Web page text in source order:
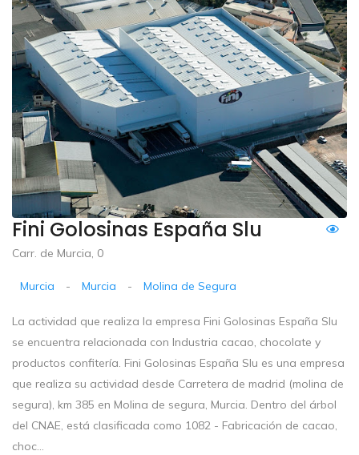
Fini Golosinas España Slu
Carr. de Murcia, 0
Murcia - Murcia - Molina de Segura
La actividad que realiza la empresa Fini Golosinas España Slu
se encuentra relacionada con Industria cacao, chocolate y
productos confitería. Fini Golosinas España Slu es una empresa
que realiza su actividad desde Carretera de madrid (molina de
segura), km 385 en Molina de segura, Murcia. Dentro del árbol
del CNAE, está clasificada como 1082 - Fabricación de cacao,
choc...